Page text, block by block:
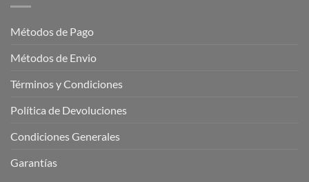
Métodos de Pago
Métodos de Envio
Términos y Condiciones
Política de Devoluciones
Condiciones Generales
Garantías